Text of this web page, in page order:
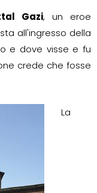
Gazi, un eroe
all'ingresso della
e dove visse e fu
crede che fosse
La